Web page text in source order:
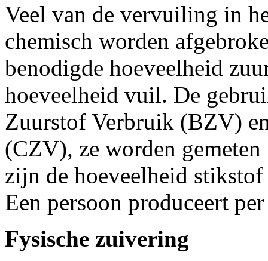
Veel van de vervuiling in
chemisch worden
benodigde hoeveelheid
hoeveelheid vuil. De
Zuurstof Verbruik (BZV)
(CZV), ze worden
zijn de hoeveelheid
Een persoon produceert
Fysische zuivering